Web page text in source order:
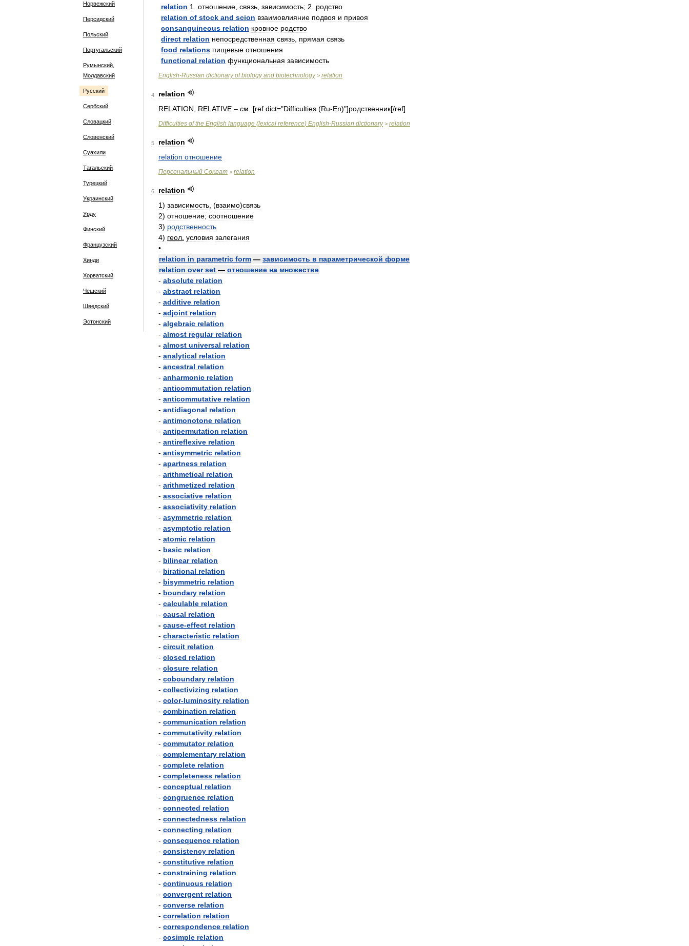
Норвежский
Персидский
Польский
Португальский
Румынский,
Молдавский
Русский
Сербский
Словацкий
Словенский
Суахили
Тагальский
Турецкий
Украинский
Урду
Финский
Французский
Хинди
Хорватский
Чешский
Шведский
Эстонский
relation 1 отношение связь зависимость; 2
родство
relation of stock and scion взаимовлияние подвоя и привоя
consanguineous relation кровное родство
direct relation непосредственная связь прямая связь
food relations пищевые отношения
functional relation функциональная зависимость
English-Russian dictionary of biology and biotechnology> relation
4
relation
RELATION
RELATIVE – см [ref dict="Difficulties (Ru-En)"]родственник[/ref]
Difficulties of the English language (lexical reference) English-Russian dictionary> relation
5
relation
relation отношение
Персональный Сократ > relation
6
relation
1) зависимость , (взаимо)связь
2) отношение; соотношение
3) родственность
4) геол условия залегания
•
relation in parametric form — зависимость в параметрической форме
relation over set — отношение на множестве
- absolute relation
- abstract relation
- additive relation
- adjoint relation
- algebraic relation
- almost regular relation
- almost universal relation
- analytical relation
- ancestral relation
- anharmonic relation
- anticommutation relation
- anticommutative relation
- antidiagonal relation
- antimonotone relation
- antipermutation relation
- antireflexive relation
- antisymmetric relation
- apartness relation
- arithmetical relation
- arithmetized relation
- associative relation
- associativity relation
- asymmetric relation
- asymptotic relation
- atomic relation
- basic relation
- bilinear relation
- birational relation
- bisymmetric relation
- boundary relation
- calculable relation
- causal relation
- cause-effect relation
- characteristic relation
- circuit relation
- closed relation
- closure relation
- coboundary relation
- collectivizing relation
- color-luminosity relation
- combination relation
- communication relation
- commutativity relation
- commutator relation
- complementary relation
- complete relation
- completeness relation
- conceptual relation
- congruence relation
- connected relation
- connectedness relation
- connecting relation
- consequence relation
- consistency relation
- constitutive relation
- constraining relation
- continuous relation
- convergent relation
- converse relation
- correlation relation
- correspondence relation
- cosimple relation